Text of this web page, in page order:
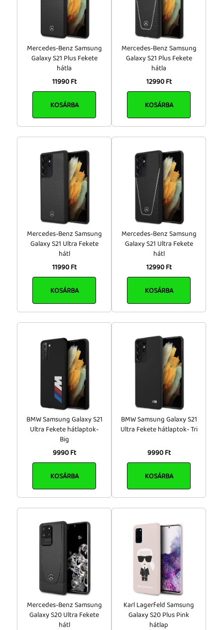
Mercedes-Benz Samsung
Galaxy S21 Plus Fekete
hátla
11990 Ft
KOSÁRBA
Mercedes-Benz Samsung
Galaxy S21 Plus Fekete
hátla
12990 Ft
KOSÁRBA
Mercedes-Benz Samsung
Galaxy S21 Ultra Fekete
hátl
11990 Ft
KOSÁRBA
Mercedes-Benz Samsung
Galaxy S21 Ultra Fekete
hátl
12990 Ft
KOSÁRBA
BMW Samsung Galaxy S21
Ultra Fekete hátlaptok-
Big
9990 Ft
KOSÁRBA
BMW Samsung Galaxy S21
Ultra Fekete hátlaptok- Tri
9990 Ft
KOSÁRBA
Mercedes-Benz Samsung
Galaxy S20 Ultra Fekete
hátl
Karl Lagerfeld Samsung
Galaxy S20 Plus Pink
hátlap